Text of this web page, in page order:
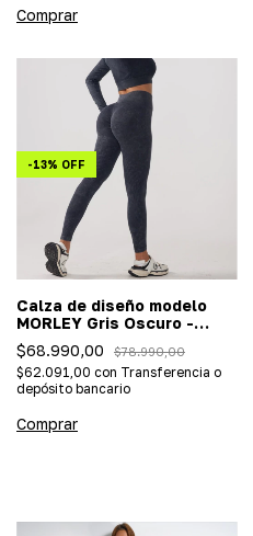
Comprar
-13% OFF
Calza de diseño modelo
MORLEY Gris Oscuro -
(Importada/efecto push
up)
$68.990,00 $78.990,00
$62.091,00 con Transferencia o
depósito bancario
Comprar